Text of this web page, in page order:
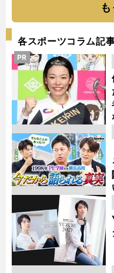
各スポーツコラム記
PR